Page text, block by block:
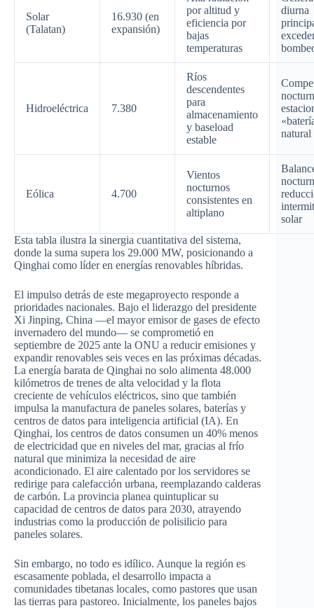
Solar
(Talatan)
16.930 (en
expansión)
por altitud y
eficiencia por
bajas
temperaturas
diurna
Hidroeléctrica 7.380
Ríos
descendentes
para
almacenamiento
y baseload
estable
natural
Eólica 4.700
Vientos
nocturnos
consistentes en
altiplano
solar
Esta tabla ilustra la sinergia cuantitativa del sistema,
donde la suma supera los 29.000 MW, posicionando a
Qinghai como líder en energías renovables híbridas.
El impulso detrás de este megaproyecto responde a
prioridades nacionales. Bajo el liderazgo del presidente
Xi Jinping, China —el mayor emisor de gases de efecto
invernadero del mundo— se comprometió en
septiembre de 2025 ante la ONU a reducir emisiones y
expandir renovables seis veces en las próximas décadas.
La energía barata de Qinghai no solo alimenta 48.000
kilómetros de trenes de alta velocidad y la flota
creciente de vehículos eléctricos, sino que también
impulsa la manufactura de paneles solares, baterías y
centros de datos para inteligencia artificial (IA). En
Qinghai, los centros de datos consumen un 40% menos
de electricidad que en niveles del mar, gracias al frío
natural que minimiza la necesidad de aire
acondicionado. El aire calentado por los servidores se
redirige para calefacción urbana, reemplazando calderas
de carbón. La provincia planea quintuplicar su
capacidad de centros de datos para 2030, atrayendo
industrias como la producción de polisilicio para
paneles solares.
Sin embargo, no todo es idílico. Aunque la región es
escasamente poblada, el desarrollo impacta a
comunidades tibetanas locales, como pastores que usan
las tierras para pastoreo. Inicialmente, los paneles bajos